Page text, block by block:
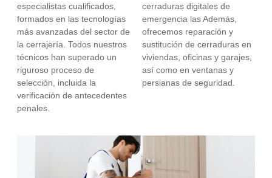
especialistas cualificados,
formados en las tecnologías
más avanzadas del sector de
la cerrajería. Todos nuestros
técnicos han superado un
riguroso proceso de
selección, incluida la
verificación de antecedentes
penales.
cerraduras digitales de
emergencia las Además,
ofrecemos reparación y
sustitución de cerraduras en
viviendas, oficinas y garajes,
así como en ventanas y
persianas de seguridad.